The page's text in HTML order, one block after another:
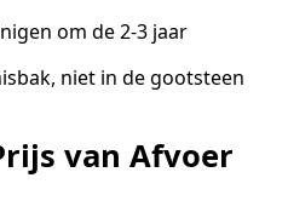
om de 2-3 jaar
niet in de gootsteen
van Afvoer